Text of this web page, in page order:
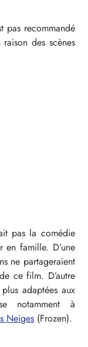
pas recommandé
des scènes
pas la comédie
en famille. D’une
ne partageraient
ce film. D’autre
adaptées aux
notamment à
Neiges (Frozen).